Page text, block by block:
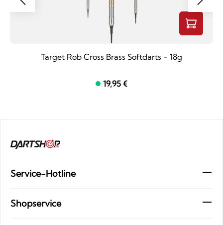
Target Rob Cross Brass Softdarts - 18g
19,95 €
Service-Hotline
Shopservice